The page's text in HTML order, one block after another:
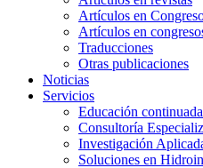
Artículos en
Artículos en
Traducciones
Otras publicaciones
Noticias
Servicios
Educación continuada
Consultoría
Investigación
Soluciones en